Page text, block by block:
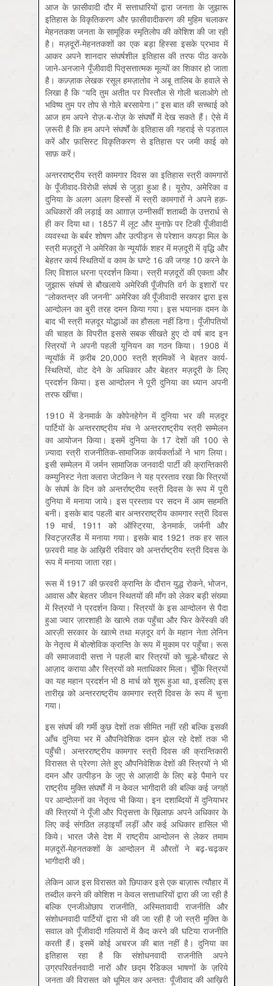
आज के फ़ासीवादी दौर में सत्ताधारियों द्वारा जनता के जुझारू
इतिहास के विकृतिकरण और फ़ासीवादीकरण की मुहिम चलाकर
मेहनतकश जनता के सामूहिक स्मृतिलोप की कोशिश की जा रही
है। मज़दूरों-मेहनतकशों का एक बड़ा हिस्सा इसके प्रभाव में
आकर अपने शानदार संघर्षशील इतिहास की तरफ पीठ करके
जाने-अनजाने पूँजीवादी पितृसत्तात्मक मूल्यों का शिकार हो जाता
है। कज़्ज़ाक लेखक रसूल हमज़ातोव ने अबू तालिब के हवाले से
लिखा है कि “यदि तुम अतीत पर पिस्तौल से गोली चलाओगे तो
भविष्य तुम पर तोप से गोले बरसायेगा।” इस बात की सच्चाई को
आज हम अपने रोज़-ब-रोज़ के संघर्षों में देख सकते हैं। ऐसे में
ज़रूरी है कि हम अपने संघर्षों के इतिहास की गहराई से पड़ताल
करें और फ़ासिस्ट विकृतिकरण से इतिहास पर जमी काई को
साफ़ करें।
अन्तरराष्ट्रीय स्त्री कामगार दिवस का इतिहास स्त्री कामगारों
के पूँजीवाद-विरोधी संघर्ष से जुड़ा हुआ है। यूरोप, अमेरिका व
दुनिया के अलग अलग हिस्सों में स्त्री कामगारों ने अपने हक़-
अधिकारों की लड़ाई का आग़ाज़ उन्नीसवीं शताब्दी के उत्तरार्ध से
ही कर दिया था। 1857 में लूट और मुनाफ़े पर टिकी पूँजीवादी
व्यवस्था के बर्बर शोषण और उत्पीड़न से परेशान कपड़ा मिल के
स्त्री मज़दूरों ने अमेरिका के न्यूयॉर्क शहर में मज़दूरी में वृद्धि और
बेहतर कार्य स्थितियों व काम के घण्टे 16 की जगह 10 करने के
लिए विशाल धरना प्रदर्शन किया। स्त्री मज़दूरों की एकता और
जुझारू संघर्ष से बौखलाये अमेरिकी पूँजीपति वर्ग के इशारों पर
“लोकतन्त्र की जननी” अमेरिका की पूँजीवादी सरकार द्वारा इस
आन्दोलन का बुरी तरह दमन किया गया। इस भयानक दमन के
बाद भी स्त्री मज़दूर योद्धाओं का हौसला नहीं डिगा। पूँजीपतियों
की चाहत के विपरीत इससे सबक सीखते हुए दो वर्ष बाद इन
स्त्रियों ने अपनी पहली यूनियन का गठन किया। 1908 में
न्यूयॉर्क में क़रीब 20,000 स्त्री श्रमिकों ने बेहतर कार्य-
स्थितियों, वोट देने के अधिकार और बेहतर मज़दूरी के लिए
प्रदर्शन किया। इस आन्दोलन ने पूरी दुनिया का ध्यान अपनी
तरफ खींचा।
1910 में डेनमार्क के कोपेनहेगेन में दुनिया भर की मज़दूर
पार्टियों के अन्तरराष्ट्रीय मंच ने अन्तरराष्ट्रीय स्त्री सम्मेलन
का आयोजन किया। इसमें दुनिया के 17 देशों की 100 से
ज़्यादा स्त्री राजनीतिक-सामाजिक कार्यकर्ताओं ने भाग लिया।
इसी सम्मेलन में जर्मन सामाजिक जनवादी पार्टी की क्रान्तिकारी
कम्युनिस्ट नेता क्लारा जेटकिन ने यह प्रस्ताव रखा कि स्त्रियों
के संघर्ष के दिन को अन्तर्राष्ट्रीय स्त्री दिवस के रूप में पूरी
दुनिया में मनाया जाये। इस प्रस्ताव पर सदन में आम सहमति
बनी। इसके बाद पहली बार अन्तरराष्ट्रीय कामगार स्त्री दिवस
19 मार्च, 1911 को ऑस्ट्रिया, डेनमार्क, जर्मनी और
स्विट्ज़रलैंड में मनाया गया। इसके बाद 1921 तक हर साल
फ़रवरी माह के आख़िरी रविवार को अन्तर्राष्ट्रीय स्त्री दिवस के
रूप में मनाया जाता रहा।
रूस में 1917 की फ़रवरी क्रान्ति के दौरान युद्ध रोकने, भोजन,
आवास और बेहतर जीवन स्थितयों की माँग को लेकर बड़ी संख्या
में स्त्रियों ने प्रदर्शन किया। स्त्रियों के इस आन्दोलन से पैदा
हुआ ज्वार ज़ारशाही के खात्मे तक पहुँचा और फिर केरेंस्की की
आरज़ी सरकार के खात्मे तथा मज़दूर वर्ग के महान नेता लेनिन
के नेतृत्व में बोल्शेविक क्रान्ति के रूप में मुकाम पर पहुँचा। रूस
की समाजवादी सत्ता ने पहली बार स्त्रियों को चूल्हे-चौखट से
आज़ाद कराया और स्त्रियों को मताधिकार मिला। चूँकि स्त्रियों
का यह महान प्रदर्शन भी 8 मार्च को शुरू हुआ था, इसलिए इस
तारीख़ को अन्तरराष्ट्रीय कामगार स्त्री दिवस के रूप में चुना
गया।
इस संघर्ष की गर्मी कुछ देशों तक सीमित नहीं रही बल्कि इसकी
आँच दुनिया भर में औपनिवेशिक दमन झेल रहे देशों तक भी
पहुँची। अन्तरराष्ट्रीय कामगार स्त्री दिवस की क्रान्तिकारी
विरासत से प्रेरणा लेते हुए औपनिवेशिक देशों की स्त्रियों ने भी
दमन और उत्पीड़न के जुए से आज़ादी के लिए बड़े पैमाने पर
राष्ट्रीय मुक्ति संघर्षों में न केवल भागीदारी की बल्कि कई जगहों
पर आन्दोलनों का नेतृत्व भी किया। इन दशाब्दियों में दुनियाभर
की स्त्रियों ने पूँजी और पितृसत्ता के ख़िलाफ़ अपने अधिकार के
लिए कई संगठित लड़ाइयाँ लड़ीं और कई अधिकार हासिल भी
किये। भारत जैसे देश में राष्ट्रीय आन्दोलन से लेकर तमाम
मज़दूरों-मेहनतकशों के आन्दोलन में औरतों ने बढ़-चढ़कर
भागीदारी की।
लेकिन आज इस विरासत को छिपाकर इसे एक बाज़ारू त्यौहार में
तब्दील करने की कोशिश न केवल सत्ताधारियों द्वारा की जा रही है
बल्कि एनजीओछाप राजनीति, अस्मितावादी राजनीति और
संशोधनवादी पार्टियों द्वारा भी की जा रही है जो स्त्री मुक्ति के
सवाल को पूँजीवादी गलियारों में कैद करने की घटिया राजनीति
करती हैं। इसमें कोई अचरज की बात नहीं है। दुनिया का
इतिहास रहा है कि संशोधनवादी राजनीति अपने
उग्रपरिवर्तनवादी नारों और छद्म रैडिकल भाषणों के ज़रिये
जनता की विरासत को धूमिल कर अन्ततः पूँजीवाद की आख़िरी